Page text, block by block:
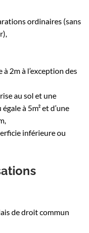
ordinaires (sans
2m à l’exception des
au sol et une
à 5m² et d’une
inférieure ou
de droit commun